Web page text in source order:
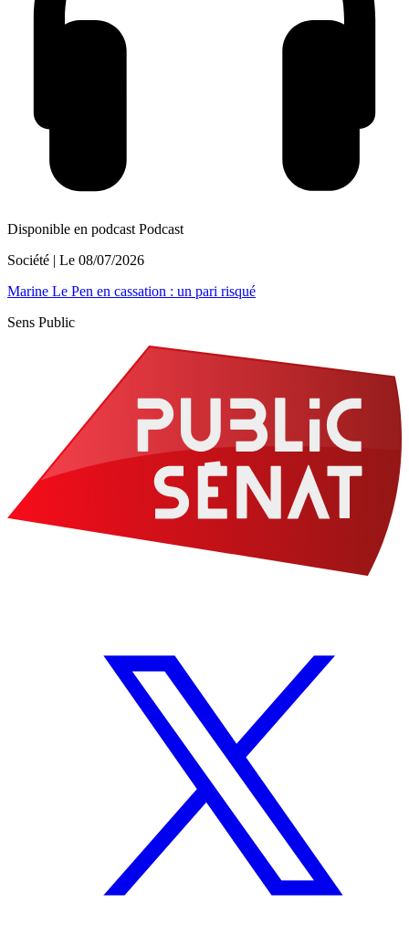
Disponible en podcast Podcast
Société | Le 08/07/2026
Marine Le Pen en cassation : un pari risqué
Sens Public